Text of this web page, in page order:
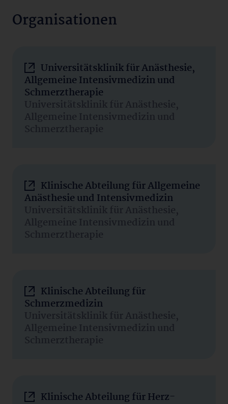
Organisationen
Universitätsklinik für Anästhesie,
Allgemeine Intensivmedizin und
Schmerztherapie
Universitätsklinik für Anästhesie,
Allgemeine Intensivmedizin und
Schmerztherapie
Klinische Abteilung für Allgemeine
Anästhesie und Intensivmedizin
Universitätsklinik für Anästhesie,
Allgemeine Intensivmedizin und
Schmerztherapie
Klinische Abteilung für
Schmerzmedizin
Universitätsklinik für Anästhesie,
Allgemeine Intensivmedizin und
Schmerztherapie
Klinische Abteilung für Herz-